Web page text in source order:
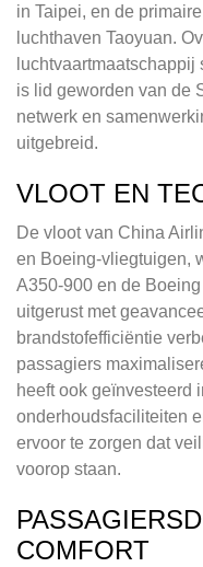
in Taipei, en de
luchthaven Taoyuan.
is lid geworden van de
netwerk en
uitgebreid.
VLOOT EN
De vloot van China
en Boeing-vliegtuigen,
A350-900 en de
uitgerust met
brandstofefficiëntie
passagiers
heeft ook geïnvesteerd
onderhoudsfaciliteiten
ervoor te zorgen dat
voorop staan.
COMFORT